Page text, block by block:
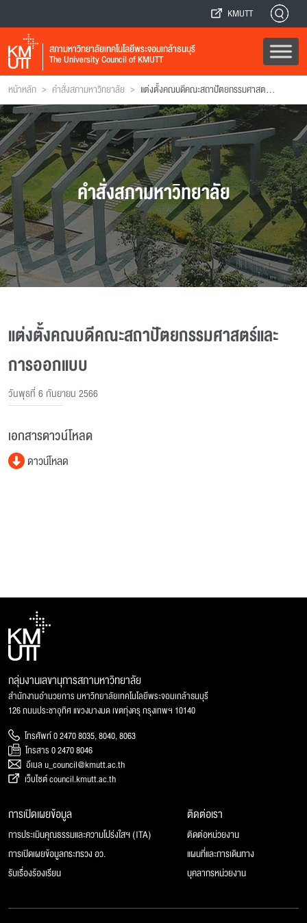
KMUTT
สภามหาวิทยาลัยเทคโนโลยีพระจอมเกล้าธนบุรี
The University Council of KMUTT
หน้าหลัก > คำสั่งสภามหาวิทยาลัย > แต่งตั้งคณบดีคณะสถาปัตยกรรมศาสตร์และการออกแบบ
คำสั่งสภามหาวิทยาลัย
แต่งตั้งคณบดีคณะสถาปัตยกรรมศาสตร์และ
การออกแบบ
วันพุธที่ 6 กันยายน 2566
เอกสารดาวน์โหลด
ดาวน์โหลด
กลุ่มงานเลขานุการสภามหาวิทยาลัย
สำนักงานอำนวยการ มหาวิทยาลัยเทคโนโลยีพระจอมเกล้าธนบุรี
126 ถนนประชาอุทิศ แขวงบางมด เขตทุ่งครุ กรุงเทพฯ 10140
โทรศัพท์ 0 2470 8035, 8040, 8063
โทรสาร 0 2470 8046
อีเมล u_council@kmutt.ac.th
เว็บไซต์ council.kmutt.ac.th
การเปิดเผยข้อมูล
การประเมินคุณธรรมและความโปร่งใสฯ (ITA)
การเปิดเผยข้อมูลกระทรวง อว.
รับเรื่องร้องเรียน
ติดต่อเรา
ติดต่อหน่วยงาน
แผนที่และการเดินทาง
บุคลากรหน่วยงาน